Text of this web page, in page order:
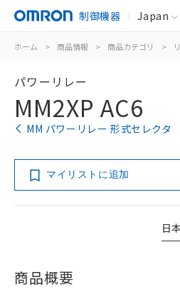
制御機器 Japan
ホーム > 商品情報 > 商品カテゴリ >
パワーリレー
MM2XP AC6
MM パワーリレー 形式セレクタ
マイリストに追加
日
商品概要